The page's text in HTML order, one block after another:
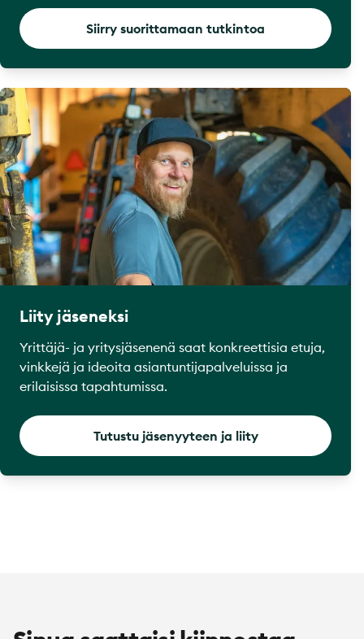
Siirry suorittamaan tutkintoa
Liity jäseneksi
Yrittäjä- ja yritysjäsenenä saat konkreettisia etuja,
vinkkejä ja ideoita asiantuntijapalveluissa ja
erilaisissa tapahtumissa.
Tutustu jäsenyyteen ja liity